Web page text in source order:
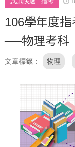
106學年度
──物理考科
文章標籤 物理